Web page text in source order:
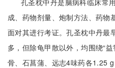
孔圣枕中丹是脑病科临床常
成、药物剂量、炮制方法、药物
面对其进行考证。孔圣枕中丹最
多，但除龟甲散以外，均围绕“
骨、石菖蒲、远志4味药各1.25